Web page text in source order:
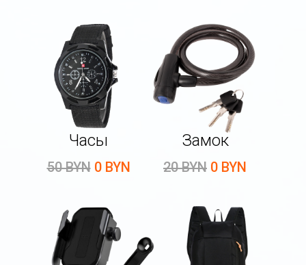
Часы
50 BYN 0 BYN 20 BYN 0 BYN
Замок